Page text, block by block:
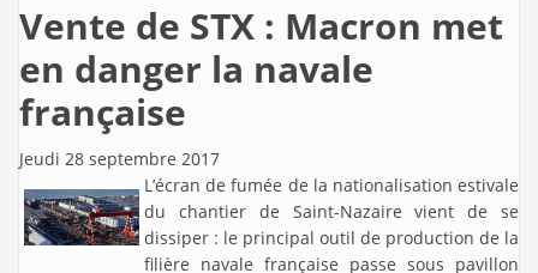
Vente de STX : Macron met
en danger la navale
française
Jeudi 28 septembre 2017
L’écran de fumée de la nationalisation estivale
du chantier de Saint-Nazaire vient de se
dissiper : le principal outil de production de la
filière navale française passe sous pavillon